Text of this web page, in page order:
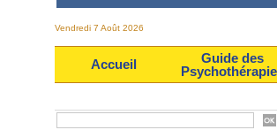
Vendredi 7 Août 2026
Accueil
Guide des